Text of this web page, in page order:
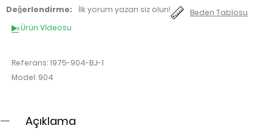
Değerlendirme: İlk yorum yazan siz olun!
Beden Tablosu
Ürün Vİdeosu
Referans: 1975-904-BJ-1
Model: 904
Açıklama